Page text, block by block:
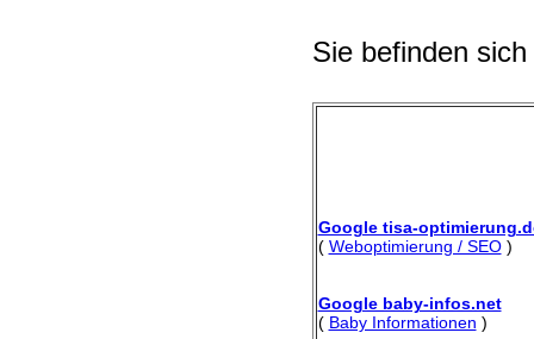
Sie befinden
Google tisa-
( Weboptimierung / SEO)
Google baby-infos.net
( Baby Informationen )